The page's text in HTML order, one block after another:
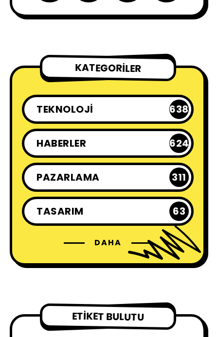
KATEGORILER
TEKNOLOJI 638
HABERLER 624
PAZARLAMA 311
TASARIM 63
KÜLTÜR - SANAT 230
CREATIVE İŞLER 90
DAHA
ETIKET BULUTU